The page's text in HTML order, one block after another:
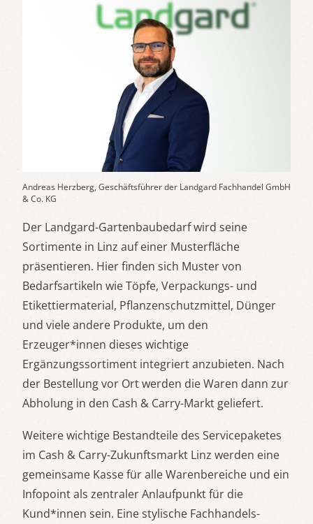
Andreas Herzberg, Geschäftsführer der Landgard Fachhandel GmbH
& Co. KG
Der Landgard-Gartenbaubedarf wird seine
Sortimente in Linz auf einer Musterfläche
präsentieren. Hier finden sich Muster von
Bedarfsartikeln wie Töpfe, Verpackungs- und
Etikettiermaterial, Pflanzenschutzmittel, Dünger
und viele andere Produkte, um den
Erzeuger*innen dieses wichtige
Ergänzungssortiment integriert anzubieten. Nach
der Bestellung vor Ort werden die Waren dann zur
Abholung in den Cash & Carry-Markt geliefert.
Weitere wichtige Bestandteile des Servicepaketes
im Cash & Carry-Zukunftsmarkt Linz werden eine
gemeinsame Kasse für alle Warenbereiche und ein
Infopoint als zentraler Anlaufpunkt für die
Kund*innen sein. Eine stylische Fachhandels-